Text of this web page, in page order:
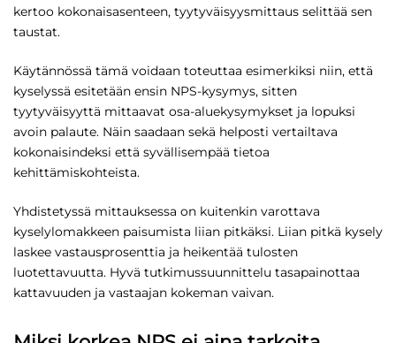
kertoo kokonaisasenteen, tyytyväisyysmittaus selittää sen
taustat.
Käytännössä tämä voidaan toteuttaa esimerkiksi niin, että
kyselyssä esitetään ensin NPS-kysymys, sitten
tyytyväisyyttä mittaavat osa-aluekysymykset ja lopuksi
avoin palaute. Näin saadaan sekä helposti vertailtava
kokonaisindeksi että syvällisempää tietoa
kehittämiskohteista.
Yhdistetyssä mittauksessa on kuitenkin varottava
kyselylomakkeen paisumista liian pitkäksi. Liian pitkä kysely
laskee vastausprosenttia ja heikentää tulosten
luotettavuutta. Hyvä tutkimussuunnittelu tasapainottaa
kattavuuden ja vastaajan kokeman vaivan.